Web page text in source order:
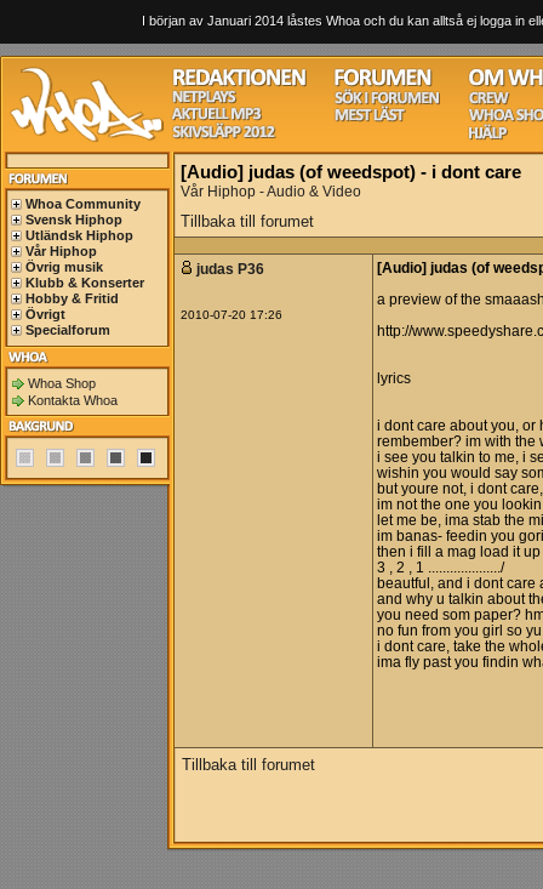
I början av Januari 2014 låstes Whoa och du kan alltså ej logga in
Whoa Community
Svensk Hiphop
Utländsk Hiphop
Vår Hiphop
Övrig musik
Klubb & Konserter
Hobby & Fritid
Övrigt
Specialforum
Whoa Shop
Kontakta Whoa
[Audio] judas (of weedspot) - i dont care
Vår Hiphop - Audio & Video
Tillbaka till forumet
judas P36
2010-07-20 17:26
[Audio] judas (of
a preview of the
http://
lyrics
i dont care about you, or
rembember? im with the
i see you talkin to me, i
wishin you would say
but youre not, i dont
im not the one you
let me be, ima stab the
im banas- feedin you
then i fill a mag load it
3 , 2 , 1 ..................../
beautful, and i dont care
and why u talkin about
you need som paper?
no fun from you girl so
i dont care, take the
ima fly past you findin
Tillbaka till forumet